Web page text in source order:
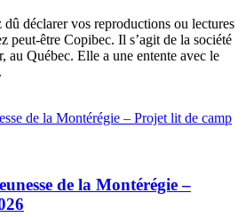
dû déclarer vos reproductions ou lectures
peut-être Copibec. Il s’agit de la société
au Québec. Elle a une entente avec le
de la Montérégie –